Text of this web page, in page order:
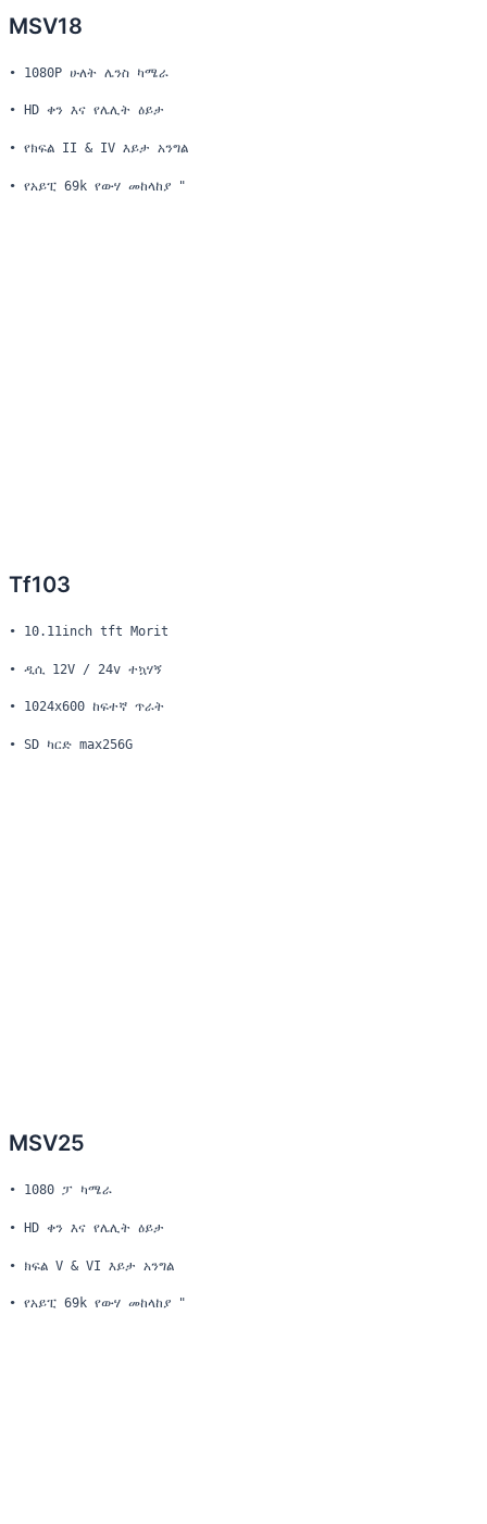
MSV18
• 1080P ሁለት ሌንስ ካሜራ
• HD ቀን እና የሌሊት ዕይታ
• የክፍል II & IV እይታ አንግል
• የአይፒ 69k የውሃ መከላከያ "
Tf103
• 10.11inch tft Morit
• ዲሲ 12V / 24v ተኳሃኝ
• 1024x600 ከፍተኛ ጥራት
• SD ካርድ max256G
MSV25
• 1080 ፓ ካሜራ
• HD ቀን እና የሌሊት ዕይታ
• ክፍል V & VI እይታ አንግል
• የአይፒ 69k የውሃ መከላከያ "